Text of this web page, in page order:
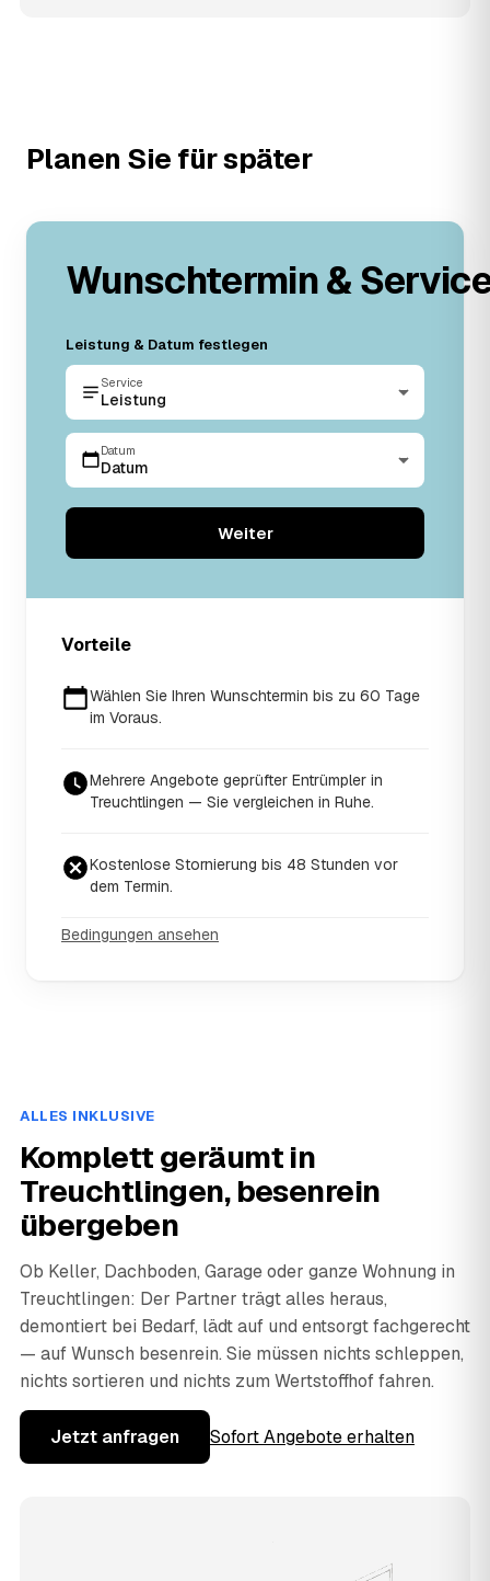
Planen Sie für später
Wunschtermin &
Leistung & Datum festlegen
Service
Leistung
Datum
Datum
Weiter
Vorteile
Wählen Sie Ihren Wunschtermin bis zu 60 Tage
im Voraus.
Mehrere Angebote geprüfter Entrümpler in
Treuchtlingen — Sie vergleichen in Ruhe.
Kostenlose Stornierung bis 48 Stunden vor
dem Termin.
Bedingungen ansehen
ALLES INKLUSIVE
Komplett geräumt in
Treuchtlingen, besenrein
übergeben
Ob Keller, Dachboden, Garage oder ganze Wohnung in
Treuchtlingen: Der Partner trägt alles heraus,
demontiert bei Bedarf, lädt auf und entsorgt fachgerecht
— auf Wunsch besenrein. Sie müssen nichts schleppen,
nichts sortieren und nichts zum Wertstoffhof fahren.
Jetzt anfragen Sofort Angebote erhalten